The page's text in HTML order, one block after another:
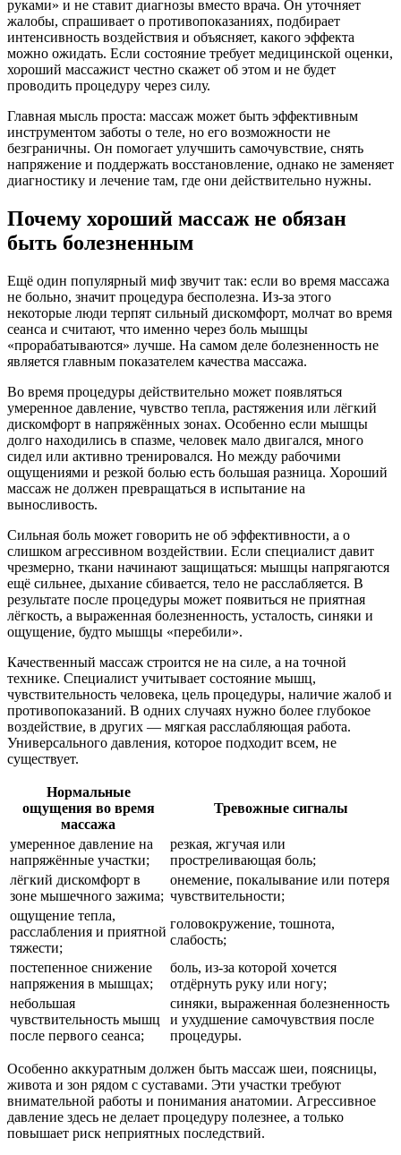
руками» и не ставит диагнозы вместо врача. Он уточняет
жалобы, спрашивает о противопоказаниях, подбирает
интенсивность воздействия и объясняет, какого эффекта
можно ожидать. Если состояние требует медицинской оценки,
хороший массажист честно скажет об этом и не будет
проводить процедуру через силу.
Главная мысль проста: массаж может быть эффективным
инструментом заботы о теле, но его возможности не
безграничны. Он помогает улучшить самочувствие, снять
напряжение и поддержать восстановление, однако не заменяет
диагностику и лечение там, где они действительно нужны.
Почему хороший массаж не обязан
быть болезненным
Ещё один популярный миф звучит так: если во время массажа
не больно, значит процедура бесполезна. Из-за этого
некоторые люди терпят сильный дискомфорт, молчат во время
сеанса и считают, что именно через боль мышцы
«прорабатываются» лучше. На самом деле болезненность не
является главным показателем качества массажа.
Во время процедуры действительно может появляться
умеренное давление, чувство тепла, растяжения или лёгкий
дискомфорт в напряжённых зонах. Особенно если мышцы
долго находились в спазме, человек мало двигался, много
сидел или активно тренировался. Но между рабочими
ощущениями и резкой болью есть большая разница. Хороший
массаж не должен превращаться в испытание на
выносливость.
Сильная боль может говорить не об эффективности, а о
слишком агрессивном воздействии. Если специалист давит
чрезмерно, ткани начинают защищаться: мышцы напрягаются
ещё сильнее, дыхание сбивается, тело не расслабляется. В
результате после процедуры может появиться не приятная
лёгкость, а выраженная болезненность, усталость, синяки и
ощущение, будто мышцы «перебили».
Качественный массаж строится не на силе, а на точной
технике. Специалист учитывает состояние мышц,
чувствительность человека, цель процедуры, наличие жалоб и
противопоказаний. В одних случаях нужно более глубокое
воздействие, в других — мягкая расслабляющая работа.
Универсального давления, которое подходит всем, не
существует.
Нормальные
ощущения во время
массажа
Тревожные сигналы
умеренное давление на
напряжённые участки;
резкая, жгучая или
простреливающая боль;
лёгкий дискомфорт в
зоне мышечного зажима;
онемение, покалывание или потеря
чувствительности;
ощущение тепла,
расслабления и приятной
тяжести;
головокружение, тошнота,
слабость;
постепенное снижение
напряжения в мышцах;
боль, из-за которой хочется
отдёрнуть руку или ногу;
небольшая
чувствительность мышц
после первого сеанса;
синяки, выраженная болезненность
и ухудшение самочувствия после
процедуры.
Особенно аккуратным должен быть массаж шеи, поясницы,
живота и зон рядом с суставами. Эти участки требуют
внимательной работы и понимания анатомии. Агрессивное
давление здесь не делает процедуру полезнее, а только
повышает риск неприятных последствий.